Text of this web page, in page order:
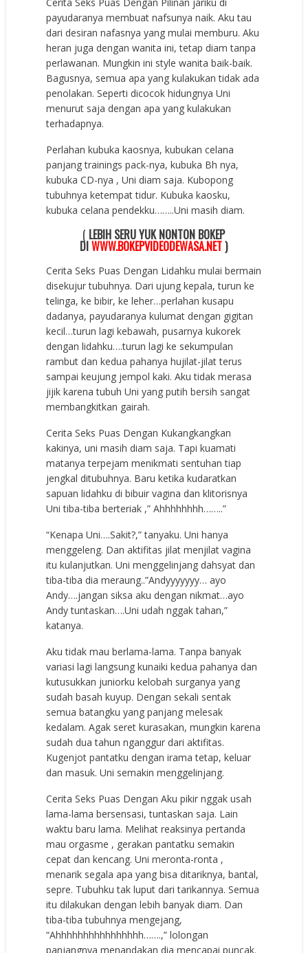
Cerita Seks Puas Dengan Pilinan jariku di
payudaranya membuat nafsunya naik. Aku tau
dari desiran nafasnya yang mulai memburu. Aku
heran juga dengan wanita ini, tetap diam tanpa
perlawanan. Mungkin ini style wanita baik-baik.
Bagusnya, semua apa yang kulakukan tidak ada
penolakan. Seperti dicocok hidungnya Uni
menurut saja dengan apa yang kulakukan
terhadapnya.
Perlahan kubuka kaosnya, kubukan celana
panjang trainings pack-nya, kubuka Bh nya,
kubuka CD-nya , Uni diam saja. Kubopong
tubuhnya ketempat tidur. Kubuka kaosku,
kubuka celana pendekku……..Uni masih diam.
( LEBIH SERU YUK NONTON BOKEP
DIWWW.BOKEPVIDEODEWASA.NET)
Cerita Seks Puas Dengan Lidahku mulai bermain
disekujur tubuhnya. Dari ujung kepala, turun ke
telinga, ke bibir, ke leher…perlahan kusapu
dadanya, payudaranya kulumat dengan gigitan
kecil…turun lagi kebawah, pusarnya kukorek
dengan lidahku….turun lagi ke sekumpulan
rambut dan kedua pahanya hujilat-jilat terus
sampai keujung jempol kaki. Aku tidak merasa
jijik karena tubuh Uni yang putih bersih sangat
membangkitkan gairah.
Cerita Seks Puas Dengan Kukangkangkan
kakinya, uni masih diam saja. Tapi kuamati
matanya terpejam menikmati sentuhan tiap
jengkal ditubuhnya. Baru ketika kudaratkan
sapuan lidahku di bibuir vagina dan klitorisnya
Uni tiba-tiba berteriak ,” Ahhhhhhhh……..”
“Kenapa Uni….Sakit?,” tanyaku. Uni hanya
menggeleng. Dan aktifitas jilat menjilat vagina
itu kulanjutkan. Uni menggelinjang dahsyat dan
tiba-tiba dia meraung..”Andyyyyyyy… ayo
Andy….jangan siksa aku dengan nikmat…ayo
Andy tuntaskan….Uni udah nggak tahan,”
katanya.
Aku tidak mau berlama-lama. Tanpa banyak
variasi lagi langsung kunaiki kedua pahanya dan
kutusukkan juniorku kelobah surganya yang
sudah basah kuyup. Dengan sekali sentak
semua batangku yang panjang melesak
kedalam. Agak seret kurasakan, mungkin karena
sudah dua tahun nganggur dari aktifitas.
Kugenjot pantatku dengan irama tetap, keluar
dan masuk. Uni semakin menggelinjang.
Cerita Seks Puas Dengan Aku pikir nggak usah
lama-lama bersensasi, tuntaskan saja. Lain
waktu baru lama. Melihat reaksinya pertanda
mau orgasme , gerakan pantatku semakin
cepat dan kencang. Uni meronta-ronta ,
menarik segala apa yang bisa ditariknya, bantal,
sepre. Tubuhku tak luput dari tarikannya. Semua
itu dilakukan dengan lebih banyak diam. Dan
tiba-tiba tubuhnya mengejang,
“Ahhhhhhhhhhhhhhhh…….,” lolongan
panjangnya menandakan dia mencapai puncak.